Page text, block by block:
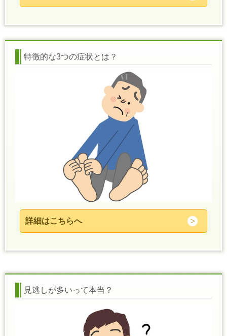
特徴的な3つの症状とは？
詳細はこちらへ
見逃しが多いって本当？